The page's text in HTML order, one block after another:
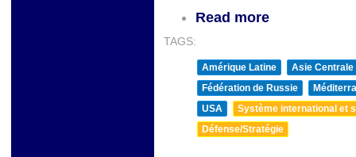
Read more
TAGS:
Amérique Latine
Asie Centrale
Fédération de Russie
USA
Système international et
Défense/Stratégie